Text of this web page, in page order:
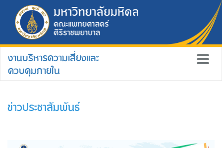
งานบริหารความเสี่ยงและ
ควบคุมภายใน
ข่าวประชาสัมพันธ์